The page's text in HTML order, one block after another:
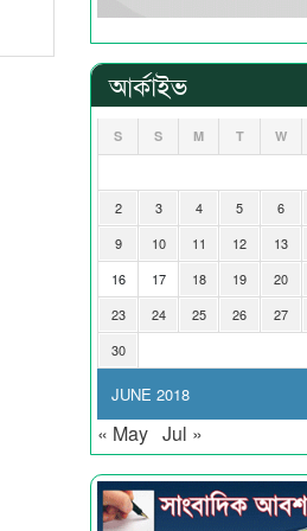
আর্কাইভ
JUNE 2018
S S M T W
2
3 4 5 6
9
10 11 12 13
16
17 18 19 20
23
24 25 26 27
30
« May Jul »